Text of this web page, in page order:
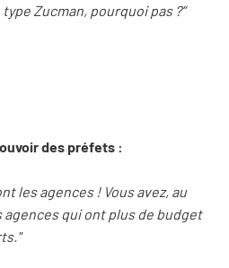
Zucman, pourquoi pas ?”
des préfets :
les agences ! Vous avez, au
qui ont plus de budget